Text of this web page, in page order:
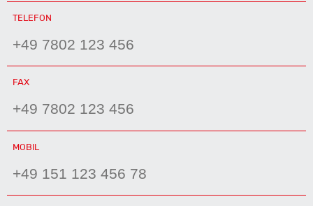
PFLICHTFELD
TELEFON
FAX
MOBIL